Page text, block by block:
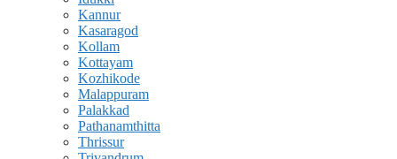
Kannur
Kasaragod
Kollam
Kottayam
Kozhikode
Malappuram
Palakkad
Pathanamthitta
Thrissur